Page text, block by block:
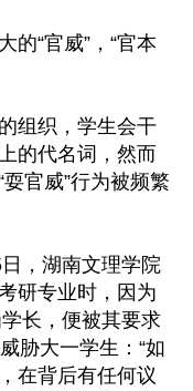
的“官威”，“官本
组织，学生会干
的代名词，然而
官威”行为被频繁
，湖南文理学院
研专业时，因为
长，便被其要求
胁大一学生：“如
在背后有任何议